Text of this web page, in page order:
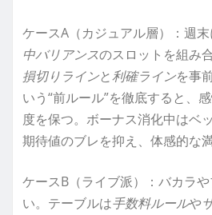
ケースA（カジュアル層）：週
中バリアンスのスロットを組み
損切りラインと利確ラインを事
いう“前ルール”を徹底すると、
度を保つ。ボーナス消化中はベ
期待値のブレを抑え、体感的な
ケースB（ライブ派）：バカラ
い。テーブルは手数料ルールや